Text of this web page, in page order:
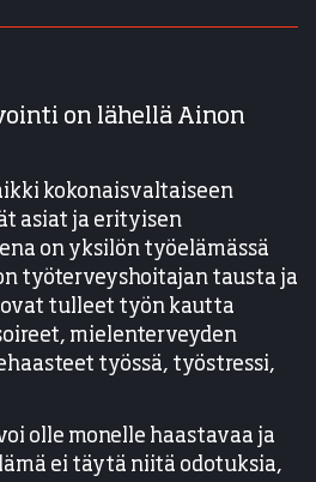
on lähellä Ainon
kokonaisvaltaiseen
asiat ja erityisen
on yksilön työelämässä
työterveyshoitajan tausta ja
tulleet työn kautta
mielenterveyden
työssä, työstressi,
olle monelle haastavaa ja
ei täytä niitä odotuksia,